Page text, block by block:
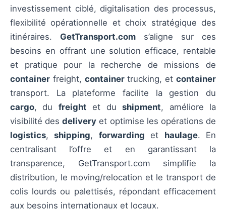
investissement ciblé, digitalisation des processus,
flexibilité opérationnelle et choix stratégique des
itinéraires. GetTransport.com s’aligne sur ces
besoins en offrant une solution efficace, rentable
et pratique pour la recherche de missions de
container freight, containertrucking, etcontainer
transport. La plateforme facilite la gestion du
cargo, du freight et dushipment, améliore la
visibilité desdelivery et optimise les opérations de
logistics,shipping, forwarding et haulage. En
centralisant l’offre et en garantissant la
transparence, GetTransport.com simplifie la
distribution, le moving/relocation et le transport de
colis lourds ou palettisés, répondant efficacement
aux besoins internationaux et locaux.